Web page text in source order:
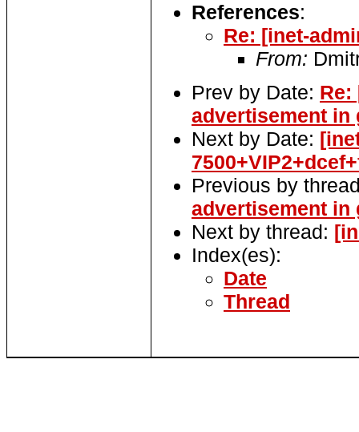
References:
Re: [inet-
From:
Prev by Date: Re:
advertisement in
Next by Date:
Previous by
advertisement in
Next by thread:
Index(es):
Date
Thread